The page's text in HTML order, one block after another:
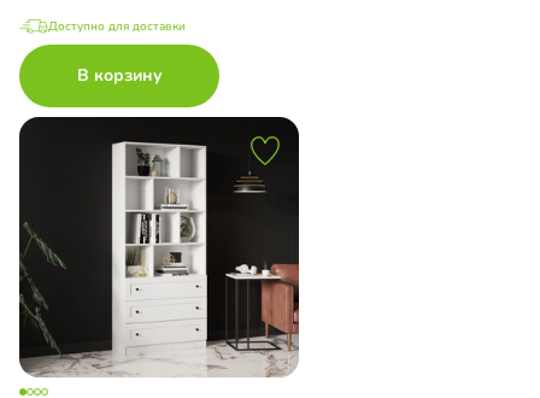
Доступно для доставки
В корзину